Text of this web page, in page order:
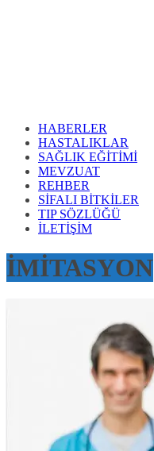
HABERLER
HASTALIKLAR
SAĞLIK EĞİTİMİ
MEVZUAT
REHBER
SİFALI BİTKİLER
TIP SÖZLÜĞÜ
İLETİŞİM
İMİTASYON